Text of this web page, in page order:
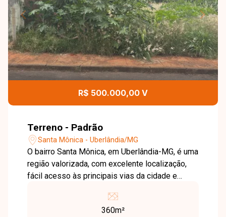
R$ 500.000,00 V
Terreno - Padrão
Santa Mônica - Uberlândia/MG
O bairro Santa Mônica, em Uberlândia-MG, é uma
região valorizada, com excelente localização,
fácil acesso às principais vias da cidade e
sendo ideal para quem busca praticidade e
360m²